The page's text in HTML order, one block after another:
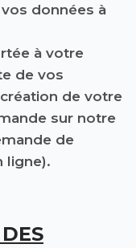
données à
à votre
de vos
de votre
sur notre
de
ligne).